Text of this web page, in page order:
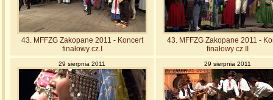
43. MFFZG Zakopane 2011 - Koncert
finałowy cz.I
43. MFFZG Zakopane 2011 -
finałowy cz.II
29 sierpnia 2011 29 sierpnia 2011